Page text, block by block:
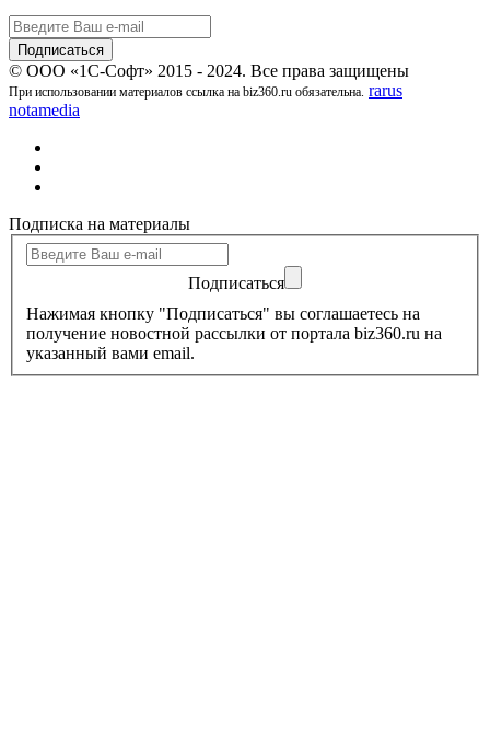
© ООО «1С-Софт» 2015 - 2024. Все права защищены
При использовании материалов ссылка на biz360.ru обязательна. rarus
notamedia
Подписка на материалы
Подписаться
Нажимая кнопку "Подписаться" вы соглашаетесь на
получение новостной рассылки от портала biz360.ru на
указанный вами email.